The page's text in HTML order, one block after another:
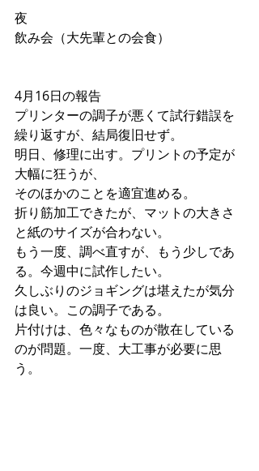
夜
飲み会（大先輩との会食）
4月16日の報告
プリンターの調子が悪くて試行錯誤を
繰り返すが、結局復旧せず。
明日、修理に出す。プリントの予定が
大幅に狂うが、
そのほかのことを適宜進める。
折り筋加工できたが、マットの大きさ
と紙のサイズが合わない。
もう一度、調べ直すが、もう少しであ
る。今週中に試作したい。
久しぶりのジョギングは堪えたが気分
は良い。この調子である。
片付けは、色々なものが散在している
のが問題。一度、大工事が必要に思
う。